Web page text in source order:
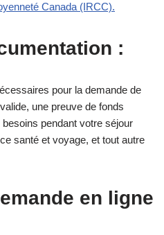
Canada (IRCC).
:
pour la demande de
une preuve de fonds
pendant votre séjour
santé et voyage, et tout autre
en ligne